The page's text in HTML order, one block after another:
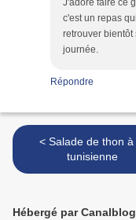
J'adore faire ce
c'est un repas
retrouver bientôt
journée.
Répondre
< Salade de thon à la
tunisienne
Hébergé par Canalblog